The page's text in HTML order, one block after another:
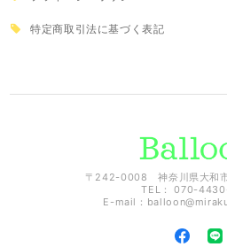
特定商取引法に基づく表記
〒242-0008 神奈川県大和
TEL： 070-
E-mail：